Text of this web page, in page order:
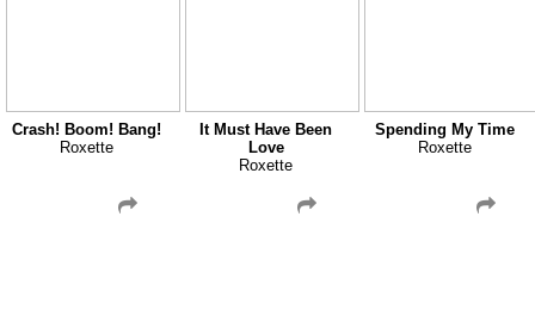
Crash! Boom! Bang!
Roxette
It Must Have Been
Love
Roxette
Spending My Time
Roxette